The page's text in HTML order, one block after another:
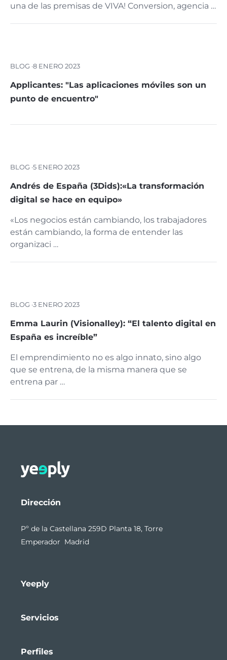
una de las premisas de VIVA! Conversion, agencia …
BLOG ·8 ENERO 2023
Applicantes: "Las aplicaciones móviles son un
punto de encuentro"
BLOG ·5 ENERO 2023
Andrés de España (3Dids):«La transformación
digital se hace en equipo»
«Los negocios están cambiando, los trabajadores
están cambiando, la forma de entender las
organizaci …
BLOG ·3 ENERO 2023
Emma Laurin (Visionalley): “El talento digital en
España es increíble”
El emprendimiento no es algo innato, sino algo
que se entrena, de la misma manera que se
entrena par …
Dirección
Pº de la Castellana 259D Planta 18, Torre
Emperador Madrid
Yeeply
Servicios
Perfiles